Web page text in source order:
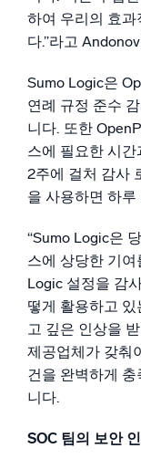
하여 우리의 효
다.”라고
Sumo Logic은
연례 규정 준수
니다. 또한
스에 필요한 시
2주에 걸처 감사
을 사용하면 하루
“Sumo Logic은
스에 상당한 기
Logic 설정을 감
떻게 활용하고
고 깊은 인상을
제공업체가 갖춰
건을 완벽하게
니다.
SOC 팀의 보안